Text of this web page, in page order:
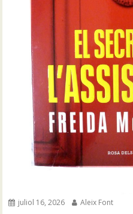
juliol 16, 2026 Aleix Font